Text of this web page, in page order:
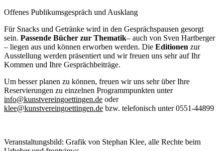
Offenes Publikumsgespräch und Ausklang
Für Snacks und Getränke wird in den Gesprächspausen gesorgt
sein. Passende Bücher zur Thematik– auch von Sven Hartberger
– liegen aus und können erworben werden. Die Editionen zur
Ausstellung werden präsentiert und wir freuen uns sehr auf Ihr
Kommen und Ihre Gesprächbeiträge.
Um besser planen zu können, freuen wir uns sehr über Ihre
Reservierungen zu einzelnen Programmpunkten unter
info@kunstvereingoettingen.de oder
klee@kunstvereingoettingen.de bzw. telefonisch unter 0551-44899
Veranstaltungsbild: Grafik von Stephan Klee, alle Rechte beim